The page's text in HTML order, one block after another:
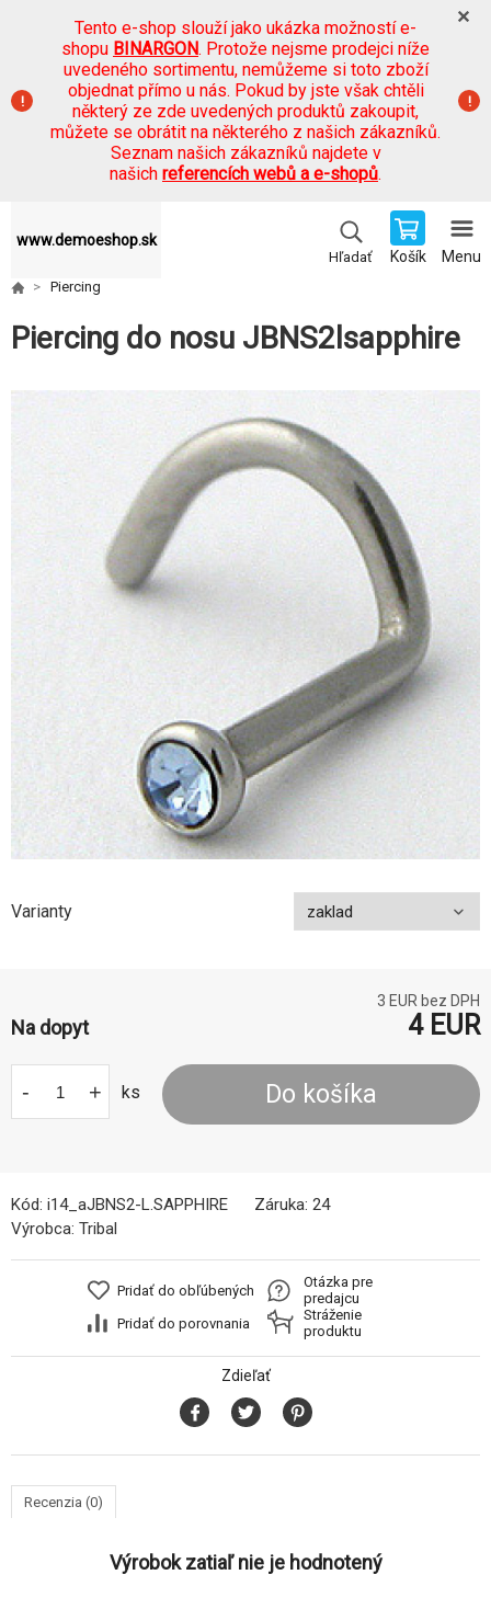
Tento e-shop slouží jako ukázka možností e-
shopu BINARGON. Protože nejsme prodejci níže
uvedeného sortimentu, nemůžeme si toto zboží
objednat přímo u nás. Pokud by jste však chtěli
některý ze zde uvedených produktů zakoupit,
můžete se obrátit na některého z našich zákazníků.
Seznam našich zákazníků najdete v
našich referencích webů a e-shopů.
www.demoeshop.sk
Hľadať Košík Menu
Piercing
Piercing do nosu JBNS2lsapphire
Varianty
3 EUR bez DPH
Na dopyt 4EUR
- + ks Do košíka
Kód: i14_aJBNS2-L.SAPPHIRE Záruka: 24
Výrobca: Tribal
Pridať do obľúbených
Pridať do porovnania
Otázka pre
predajcu
Stráženie
produktu
Zdieľať
Recenzia (0)
Výrobok zatiaľ nie je hodnotený